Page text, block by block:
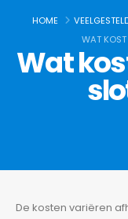
HOME
WAT
Wat
De kosten variëren
Slotenmaker
met